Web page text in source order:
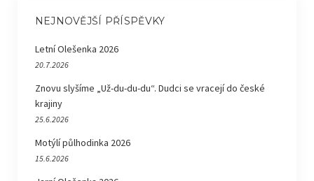
NEJNOVĚJŠÍ PŘÍSPĚVKY
Letní Olešenka 2026
20.7.2026
Znovu slyšíme „Už-du-du-du“. Dudci se vracejí do české
krajiny
25.6.2026
Motýlí půlhodinka 2026
15.6.2026